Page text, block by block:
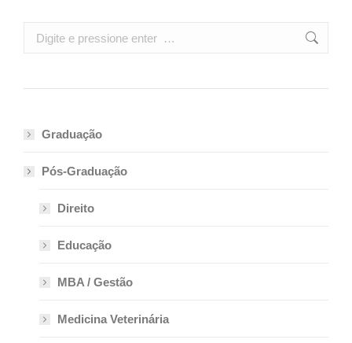
Search:
Graduação
Pós-Graduação
Direito
Educação
MBA / Gestão
Medicina Veterinária